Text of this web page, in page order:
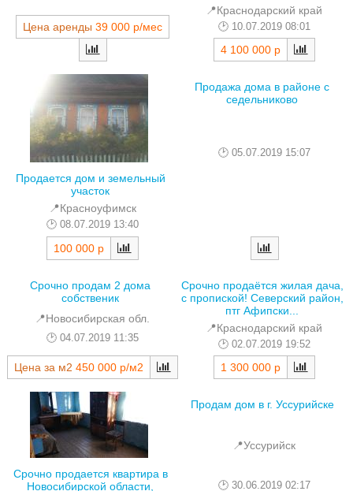
Цена аренды 39 000 р/мес
📍Краснодарский край
10.07.2019 08:01
4 100 000 р
Продается дом и земельный
участок
📍Красноуфимск
08.07.2019 13:40
100 000 р
Продажа дома в районе с
седельниково
05.07.2019 15:07
Срочно продам 2 дома
собственик
📍Новосибирская обл.
04.07.2019 11:35
Цена за м2 450 000 р/м2
Срочно продаётся жилая дача,
с пропиской! Северский район,
птг Афипски...
📍Краснодарский край
02.07.2019 19:52
1 300 000 р
Срочно продается квартира в
Новосибирской области,
Продам дом в г. Уссурийске
📍Уссурийск
30.06.2019 02:17